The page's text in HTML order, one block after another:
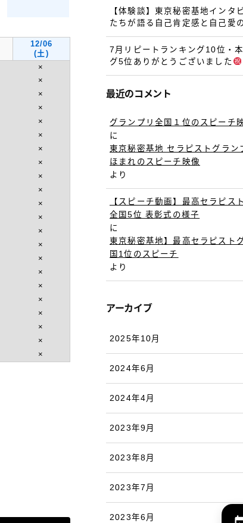
12/06
(土)
×
×
×
×
×
×
×
×
×
×
×
×
×
×
×
×
×
×
×
×
×
×
【体験談】東京秘密基地インタ
たちが語る自己肯定感と自己愛
7月リピートランキング10位・
グ5位ありがとうございました
最近のコメント
グランプリ全国１位のスピーチ
に
東京秘密基地 セラピストグラン
ほまれのスピーチ映像
より
【スピーチ動画】最高セラピス
全国5位 表彰式の様子
に
東京秘密基地】最高セラピスト
国1位のスピーチ
より
アーカイブ
2025年10月
2024年6月
2024年4月
2023年9月
2023年8月
2023年7月
2023年6月